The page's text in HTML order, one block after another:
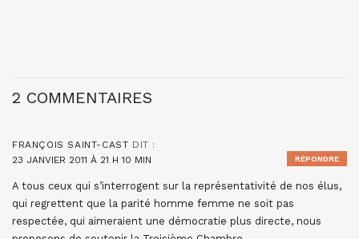
2 COMMENTAIRES
FRANÇOIS SAINT-CAST DIT :
23 JANVIER 2011 À 21 H 10 MIN
A tous ceux qui s’interrogent sur la représentativité de nos élus,
qui regrettent que la parité homme femme ne soit pas
respectée, qui aimeraient une démocratie plus directe, nous
RÉPONDRE